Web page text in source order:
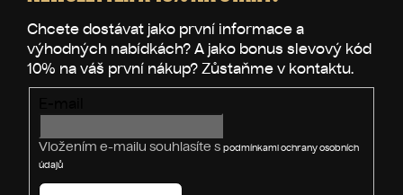
Vložením e-mailu souhlasíte s podmínkami ochrany osobních
údajů